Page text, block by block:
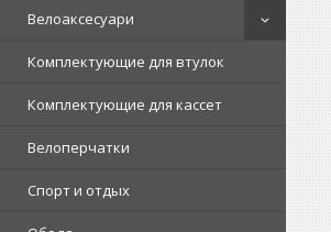
Велоаксесуари
Комплектующие для втулок
Комплектующие для кассет
Велоперчатки
Спорт и отдых